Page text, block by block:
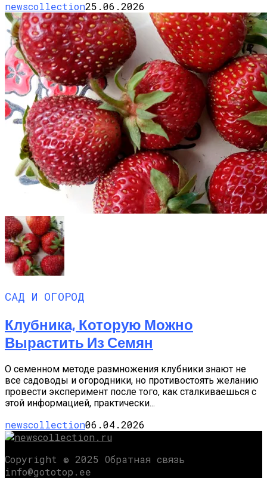
newscollection25.06.2026
САД И ОГОРОД
Клубника, Которую Можно
Вырастить Из Семян
О семенном методе размножения клубники знают не
все садоводы и огородники, но противостоять желанию
провести эксперимент после того, как сталкиваешься с
этой информацией, практически...
newscollection06.04.2026
Copyright © 2025 Обратная связь
info@gototop.ee